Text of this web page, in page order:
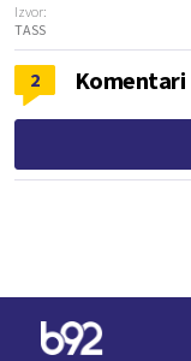
Izvor:
TASS
2 Komentari